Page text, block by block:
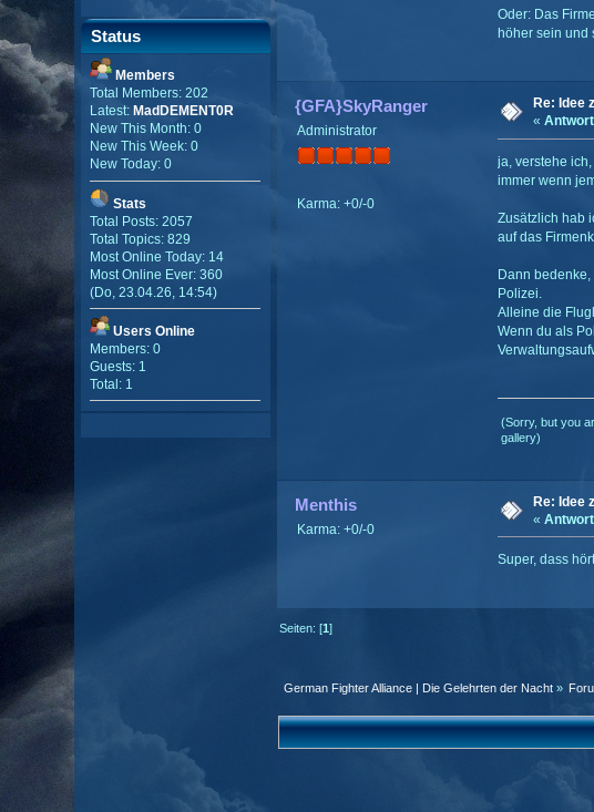
Status
Members
Total Members: 202
Latest: MadDEMENT0R
New This Month: 0
New This Week: 0
New Today: 0
Stats
Total Posts: 2057
Total Topics: 829
Most Online Today: 14
Most Online Ever: 360
(Do, 23.04.26, 14:54)
Users Online
Members: 0
Guests: 1
Total: 1
Oder: Das
höher sein und
{GFA}SkyRanger
Administrator
Karma: +0/-0
Re: Idee
«
ja, verstehe
immer wenn
Zusätzlich hab
auf das
Dann
Polizei.
Alleine die
Wenn du als
(Sorry, but you
gallery)
Menthis
Karma: +0/-0
Re: Idee
«
Super, dass
Seiten: [1]
German Fighter Alliance | Die Gelehrten der Nacht»